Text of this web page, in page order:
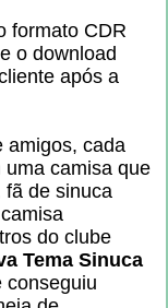
formato CDR
o download
após a
amigos, cada
uma camisa que
fã de sinuca
do clube
Tema Sinuca
conseguiu